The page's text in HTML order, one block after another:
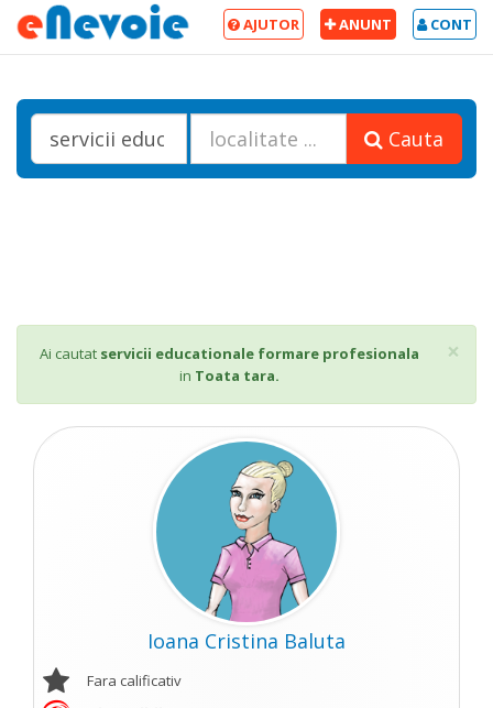
CONT
ANUNT
AJUTOR
Cauta
×
Ai cautat servicii educationale formare profesionala
in Toata tara.
Ioana Cristina Baluta
Fara calificativ